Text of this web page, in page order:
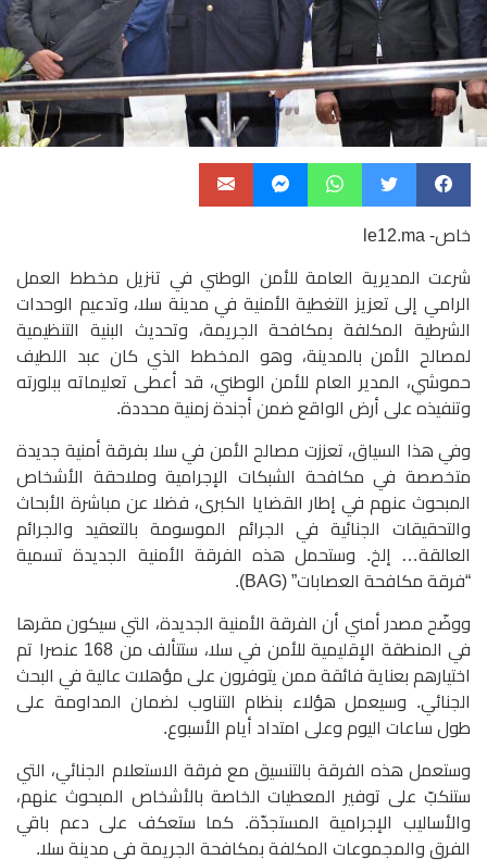
خاص- le12.ma
شرعت المديرية العامة للأمن الوطني في تنزيل مخطط العمل
الرامي إلى تعزيز التغطية الأمنية في مدينة سلا، وتدعيم الوحدات
الشرطية المكلفة بمكافحة الجريمة، وتحديث البنية التنظيمية
لمصالح الأمن بالمدينة، وهو المخطط الذي كان عبد اللطيف
حموشي، المدير العام للأمن الوطني، قد أعطى تعليماته ببلورته
وتنفيذه على أرض الواقع ضمن أجندة زمنية محددة.
وفي هذا السياق، تعززت مصالح الأمن في سلا بفرقة أمنية جديدة
متخصصة في مكافحة الشبكات الإجرامية وملاحقة الأشخاص
المبحوث عنهم في إطار القضايا الكبرى، فضلا عن مباشرة الأبحاث
والتحقيقات الجنائية في الجرائم الموسومة بالتعقيد والجرائم
العالقة… إلخ. وستحمل هذه الفرقة الأمنية الجديدة تسمية
“فرقة مكافحة العصابات” (BAG).
ووضّح مصدر أمني أن الفرقة الأمنية الجديدة، التي سيكون مقرها
في المنطقة الإقليمية للأمن في سلا، ستتألف من 168 عنصرا تم
اختيارهم بعناية فائقة ممن يتوفرون على مؤهلات عالية في البحث
الجنائي. وسيعمل هؤلاء بنظام التناوب لضمان المداومة على
طول ساعات اليوم وعلى امتداد أيام الأسبوع.
وستعمل هذه الفرقة بالتنسيق مع فرقة الاستعلام الجنائي، التي
ستنكبّ على توفير المعطيات الخاصة بالأشخاص المبحوث عنهم،
والأساليب الإجرامية المستجدّة. كما ستعكف على دعم باقي
الفرق والمجموعات المكلفة بمكافحة الجريمة في مدينة سلا.